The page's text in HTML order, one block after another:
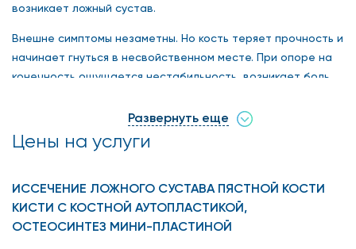
возникает ложный сустав.
Внешне симптомы незаметны. Но кость теряет прочность и
начинает гнуться в несвойственном месте. При опоре на
конечность ощущается нестабильность, возникает боль.
Диагноз ставится в результате осмотра травматолога,
рентгенологического исследования.
Только хирургия. Часто выбором становится способ
компрессионно-дистракционного остеосинтеза
(применение аппарата Илизарова). Если не удается
Развернуть еще
Цены на услуги
ИССЕЧЕНИЕ ЛОЖНОГО СУСТАВА ПЯСТНОЙ КОСТИ
КИСТИ С КОСТНОЙ АУТОПЛАСТИКОЙ,
ОСТЕОСИНТЕЗ МИНИ-ПЛАСТИНОЙ